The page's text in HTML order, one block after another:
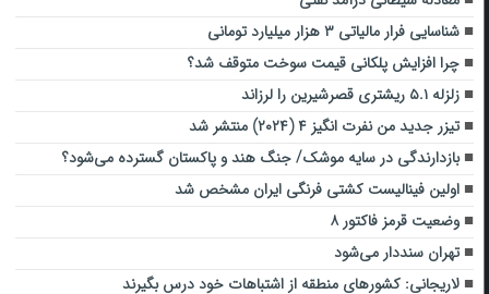
شناسایی فرار مالیاتی ۳ هزار میلیارد تومانی
چرا افزایش پلکانی قیمت سوخت متوقف شد؟
زلزله ۵.۱ ریشتری قصرشیرین را لرزاند
تیزر جدید من نفرت انگیز ۴ (۲۰۲۴) منتشر شد
بازدارندگی در سایه موشک/ جنگ هند و پاکستان گسترده می‌شود؟
اولین فینالیست کشتی فرنگی ایران مشخص شد
وضعیت قرمز فاکتور ۸
تهران سنددار می‌شود
لاریجانی: کشورهای منطقه از اشتباهات خود درس بگیرند